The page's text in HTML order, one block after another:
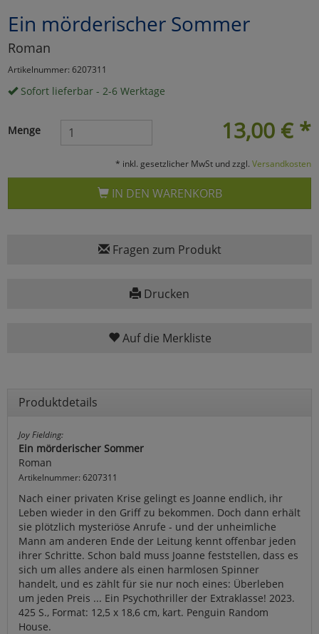
Ein mörderischer Sommer
Roman
Artikelnummer: 6207311
Sofort lieferbar - 2-6 Werktage
13,00 € *
Menge
* inkl. gesetzlicher MwSt und zzgl. Versandkosten
IN DEN WARENKORB
Fragen zum Produkt
Drucken
Auf die Merkliste
Produktdetails
Joy Fielding:
Ein mörderischer Sommer
Roman
Artikelnummer: 6207311
Nach einer privaten Krise gelingt es Joanne endlich, ihr
Leben wieder in den Griff zu bekommen. Doch dann erhält
sie plötzlich mysteriöse Anrufe - und der unheimliche
Mann am anderen Ende der Leitung kennt offenbar jeden
ihrer Schritte. Schon bald muss Joanne feststellen, dass es
sich um alles andere als einen harmlosen Spinner
handelt, und es zählt für sie nur noch eines: Überleben
um jeden Preis ... Ein Psychothriller der Extraklasse! 2023.
425 S., Format: 12,5 x 18,6 cm, kart. Penguin Random
House.
Marketing
Umfragetools
Cookies
Alle Akzeptieren
Cookies
zurückzu Haupptseite